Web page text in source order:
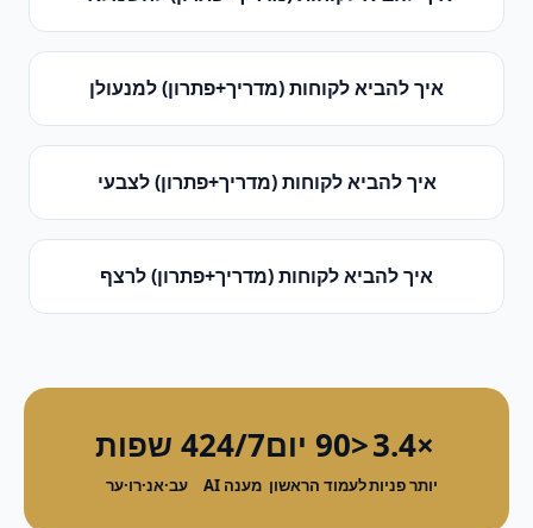
איך להביא לקוחות (מדריך+פתרון)למנעולן
איך להביא לקוחות (מדריך+פתרון)לצבעי
איך להביא לקוחות (מדריך+פתרון)לרצף
×3.4
יותר פניות
<90 יום
לעמוד הראשון
24/7
מענה AI
4 שפות
עב·אנ·רו·ער